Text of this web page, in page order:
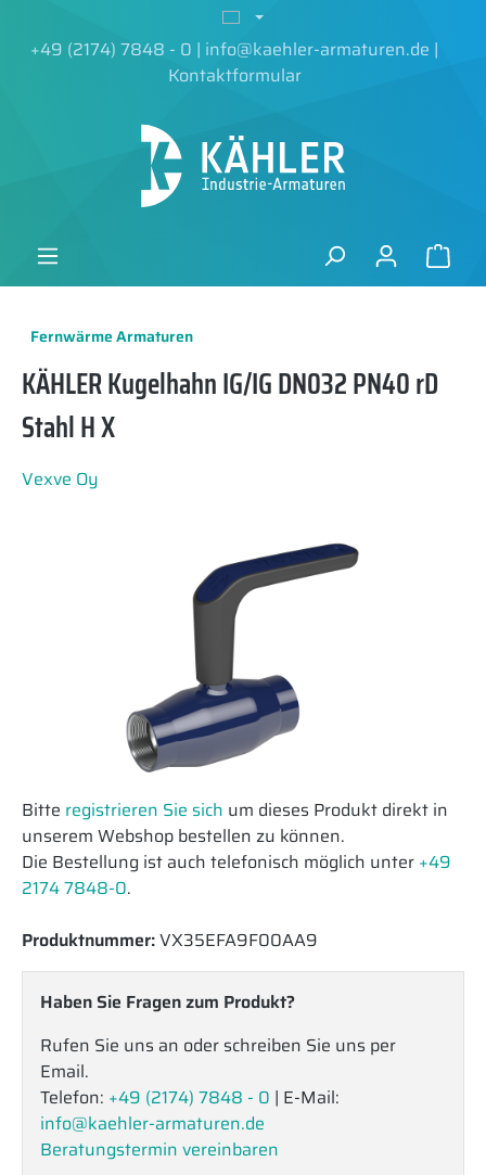
+49 (2174) 7848 - 0 | info@kaehler-armaturen.de |
Kontaktformular
Fernwärme Armaturen
KÄHLER Kugelhahn IG/IG DN032 PN40 rD
Stahl H X
Vexve Oy
Bitte registrieren Sie sich um dieses Produkt direkt in
unserem Webshop bestellen zu können.
Die Bestellung ist auch telefonisch möglich unter +49
2174 7848-0.
Produktnummer:VX35EFA9F00AA9
Haben Sie Fragen zum Produkt?
Rufen Sie uns an oder schreiben Sie uns per
Email.
Telefon: +49 (2174) 7848 - 0 | E-Mail:
info@kaehler-armaturen.de
Beratungstermin vereinbaren